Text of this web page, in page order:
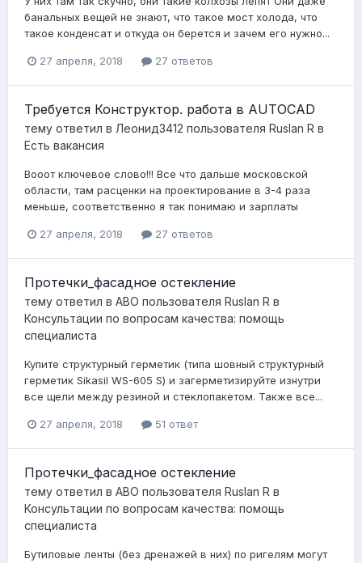
банальных вещей не знают, что такое мост холода, что
такое конденсат и откуда он берется и зачем его нужно...
27 апреля, 2018 27 ответов
Требуется Конструктор. работа в AUTOCAD
тему ответил в Леонид3412 пользователя Ruslan R в
Есть вакансия
Вооот ключевое слово!!! Все что дальше московской
области, там расценки на проектирование в 3-4 раза
меньше, соответственно я так понимаю и зарплаты
27 апреля, 2018 27 ответов
Протечки_фасадное остекление
тему ответил в АВО пользователя Ruslan R в
Консультации по вопросам качества: помощь
специалиста
Купите структурный герметик (типа шовный структурный
герметик Sikasil WS-605 S) и загерметизируйте изнутри
все щели между резиной и стеклопакетом. Также все...
27 апреля, 2018 51 ответ
Протечки_фасадное остекление
тему ответил в АВО пользователя Ruslan R в
Консультации по вопросам качества: помощь
специалиста
Бутиловые ленты (без дренажей в них) по ригелям могут